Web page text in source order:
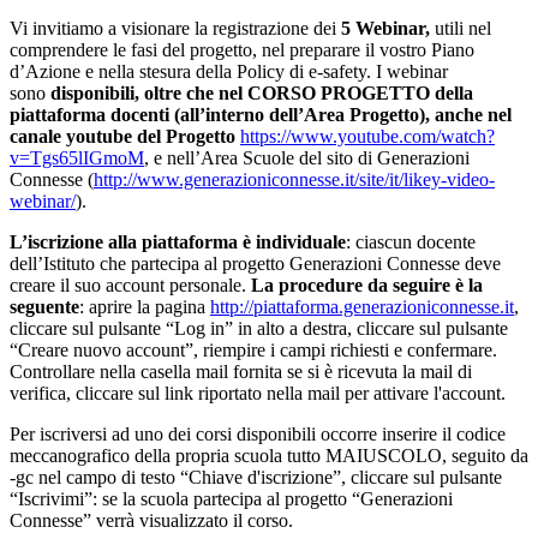
Vi invitiamo a visionare la registrazione dei 5 Webinar, utili nel
comprendere le fasi del progetto, nel preparare il vostro Piano
d’Azione e nella stesura della Policy di e-safety. I webinar
sono disponibili, oltre che nel CORSO PROGETTO della
piattaforma docenti (all’interno dell’Area Progetto), anche nel
canale youtube del Progetto https://www.youtube.com/watch?
v=Tgs65lIGmoM, e nell’Area Scuole del sito di Generazioni
Connesse (http://www.generazioniconnesse.it/site/it/likey-video-
webinar/).
L’iscrizione alla piattaforma è individuale: ciascun docente
dell’Istituto che partecipa al progetto Generazioni Connesse deve
creare il suo account personale. La procedure da seguire è la
seguente: aprire la pagina http://piattaforma.generazioniconnesse.it,
cliccare sul pulsante “Log in” in alto a destra, cliccare sul pulsante
“Creare nuovo account”, riempire i campi richiesti e confermare.
Controllare nella casella mail fornita se si è ricevuta la mail di
verifica, cliccare sul link riportato nella mail per attivare l'account.
Per iscriversi ad uno dei corsi disponibili occorre inserire il codice
meccanografico della propria scuola tutto MAIUSCOLO, seguito da
-gc nel campo di testo “Chiave d'iscrizione”, cliccare sul pulsante
“Iscrivimi”: se la scuola partecipa al progetto “Generazioni
Connesse” verrà visualizzato il corso.